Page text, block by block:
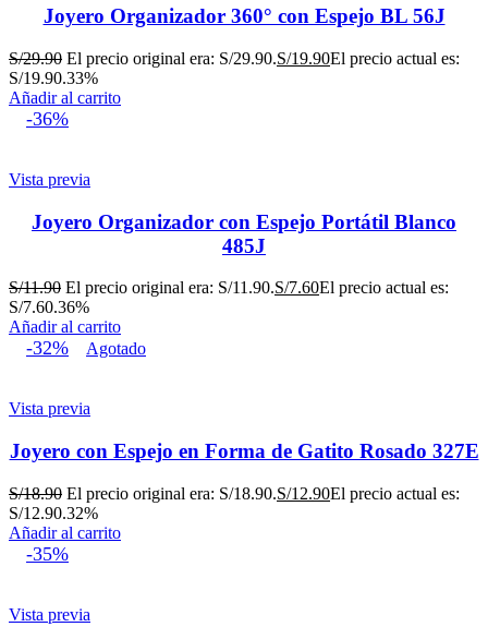
Joyero Organizador 360° con Espejo BL 56J
S/29.90 El precio original era: S/29.90.S/19.90El precio actual es:
S/19.90.33%
Añadir al carrito
-36%
Vista previa
Joyero Organizador con Espejo Portátil Blanco
485J
S/11.90 El precio original era: S/11.90.S/7.60El precio actual es:
S/7.60.36%
Añadir al carrito
-32% Agotado
Vista previa
Joyero con Espejo en Forma de Gatito Rosado 327E
S/18.90 El precio original era: S/18.90.S/12.90El precio actual es:
S/12.90.32%
Añadir al carrito
-35%
Vista previa